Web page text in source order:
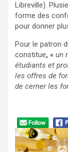
Libreville).
forme des
pour donner
Pour le patron
constitue, « un
étudiants et
les offres de
de cerner les